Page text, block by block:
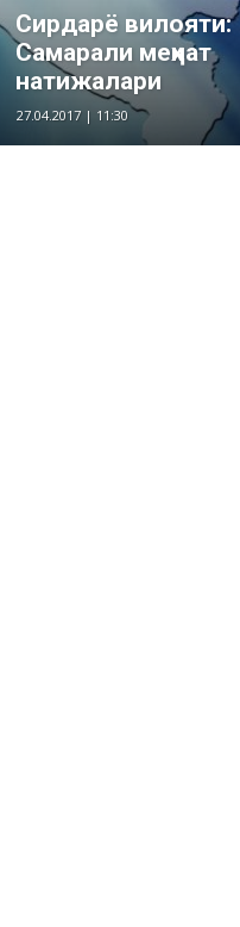
Сирдарё вилояти:
Самарали меҳнат
натижалари
27.04.2017 | 11:30